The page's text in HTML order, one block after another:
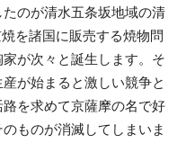
のが清水五条坂地域の清
を諸国に販売する焼物問
が次々と誕生します。そ
が始まると激しい競争と
を求めて京薩摩の名で好
ものが消滅してしまいま